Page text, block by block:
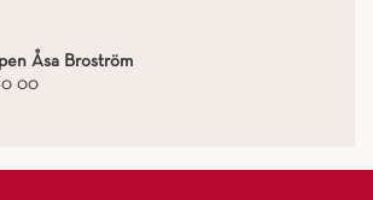
Åsa Broström
00